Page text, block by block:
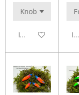
In den Warenkorb